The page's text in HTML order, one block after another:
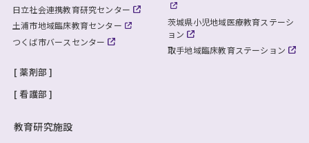
日立社会連携教育研究センター
土浦市地域臨床教育センター
つくば市バースセンター
茨城県小児地域医療教育ステーシ
ョン
取手地域臨床教育ステーション
薬剤部
看護部
教育研究施設